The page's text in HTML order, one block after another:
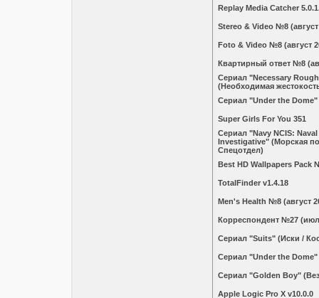
Replay Media Catcher
Stereo & Video №8 (август
Foto & Video №8 (август
Квaртирный ответ №8
Сериал "Necessary
(Необходимая
Сериал "Under the
Super Girls For You 351
Сериал "Navy NCIS:
Investigative" (Морская
Спецотдел)
Best HD Wallpapers Pack
TotalFinder v1.4.18
Men's Health №8 (август
Корреспондент №27
Сериал "Suits" (Иски /
Сериал "Under the
Сериал "Golden Boy"
Apple Logic Pro X v10.0.0